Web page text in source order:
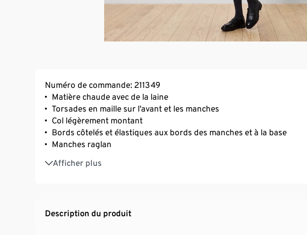
Numéro de commande: 211349
Matière chaude avec de la laine
Torsades en maille sur l’avant et les manches
Col légèrement montant
Bords côtelés et élastiques aux bords des manches et à la base
Manches raglan
Afficher plus
Avec de l’élasthanne : indéformable, maintien parfait, grand confort
Cette robe en maille contient 6% de laine certifiée RWS, certification
Description du produit